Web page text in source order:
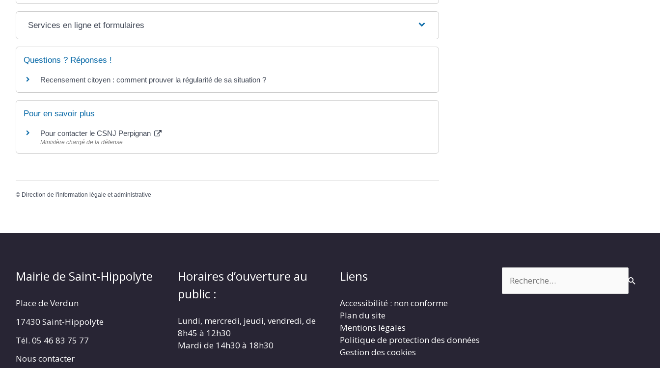
Services en ligne et formulaires
Questions ? Réponses !
Recensement citoyen : comment prouver la régularité de sa situation ?
Pour en savoir plus
Pour contacter le CSNJ Perpignan
Ministère chargé de la défense
© Direction de l'information légale et administrative
Mairie de Saint-Hippolyte
Place de Verdun
17430 Saint-Hippolyte
Tél. 05 46 83 75 77
Nous contacter
Horaires d’ouverture au
public :
Lundi, mercredi, jeudi, vendredi, de
8h45 à 12h30
Mardi de 14h30 à 18h30
Liens
Accessibilité : non conforme
Plan du site
Mentions légales
Politique de protection des données
Gestion des cookies